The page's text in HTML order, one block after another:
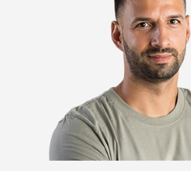
Календарь
Design First TypeSpec
Любой стек
Итоговый проект курса
Длительность ~ 3 недели